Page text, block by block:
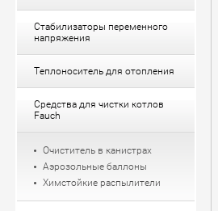
Стабилизаторы переменного
напряжения
Теплоноситель для отопления
Средства для чистки котлов
Fauch
Очиститель в канистрах
Аэрозольные баллоны
Химстойкие распылители